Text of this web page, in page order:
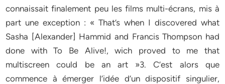
connaissait finalement peu les films multi-écrans, mis à
part une exception : « That’s when I discovered what
Sasha [Alexander] Hammid and Francis Thompson had
done with To Be Alive!, wich proved to me that
multiscreen could be an art »3. C’est alors que
commence à émerger l’idée d’un dispositif singulier,